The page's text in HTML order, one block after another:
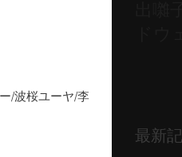
/波桜ユーヤ/李
最新